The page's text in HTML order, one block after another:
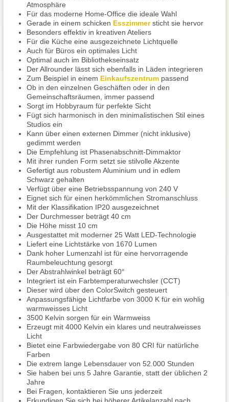
Atmosphäre
Für das moderne Home-Office die ideale Wahl
Gerade in einem schicken Esszimmersticht sie hervor
Besonders effektiv in kreativen Ateliers
Für die Küche eine ausgezeichnete Lichtquelle
Auch für Büros ein optimales Licht
Optimal auch im Bibliothekseinsatz
Der Allrounder lässt sich ebenfalls in Läden integrieren
Zum Beispiel in einem Einkaufszentrum passend
Ob in den einzelnen Geschäften oder in den
Gemeinschaftsräumen, immer passend
Sorgt im Hobbyraum für perfekte Sicht
Fügt sich harmonisch in den minimalistischen Stil eines
Studios ein
Kann über einen externen Dimmer (nicht inklusive)
gedimmt werden
Die Empfehlung ist Phasenabschnitt-Dimmaktor
Mit ihrer runden Form setzt sie stilvolle Akzente
Gefertigt aus robustem Aluminium und in edlem
Schwarz gehalten
Verfügt über eine Betriebsspannung von 240 V
Eignet sich für einen herkömmlichen Stromanschluss
Mit der Klassifikation IP20 ausgezeichnet
Der Durchmesser beträgt 40 cm
Die Höhe misst 10 cm
Ausgestattet mit moderner 25 Watt LED-Technologie
Liefert eine Lichtstärke von 1670 Lumen
Dank hoher Lumenzahl ist für eine hervorragende
Raumbeleuchtung gesorgt
Der Abstrahlwinkel beträgt 60°
Integriert ist ein Farbtemperaturwechsler (CCT)
Dieser wird über den ColorSwitch gesteuert
Anpassungsfähige Lichtfarbe von 3000 K für ein wohlig
warmweisses Licht
3500 Kelvin sorgen für ein Warmweiss
Erzeugt mit 4000 Kelvin ein klares und neutralweisses
Licht
Bietet eine Farbwiedergabe von 80 CRI für natürliche
Farben
Die extrem lange Lebensdauer von 52.000 Stunden
Sie haben bei uns 5 Jahre Garantie, statt der üblichen 2
Jahre
Bei Fragen, kontaktieren Sie uns jederzeit